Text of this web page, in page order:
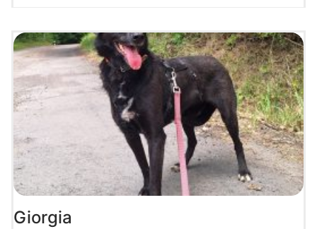
Giorgia